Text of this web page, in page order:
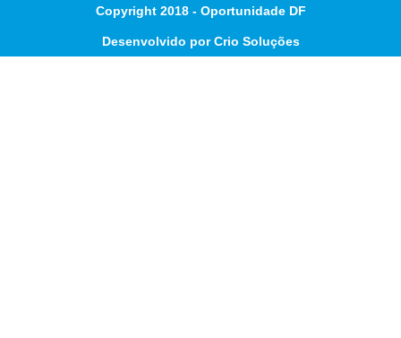
Copyright 2018 - Oportunidade DF
Desenvolvido por Crio Soluções